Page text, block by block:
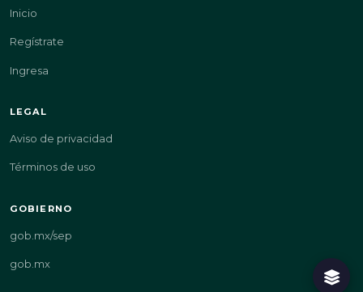
Inicio
Regístrate
Ingresa
LEGAL
Aviso de privacidad
Términos de uso
GOBIERNO
gob.mx/sep
gob.mx